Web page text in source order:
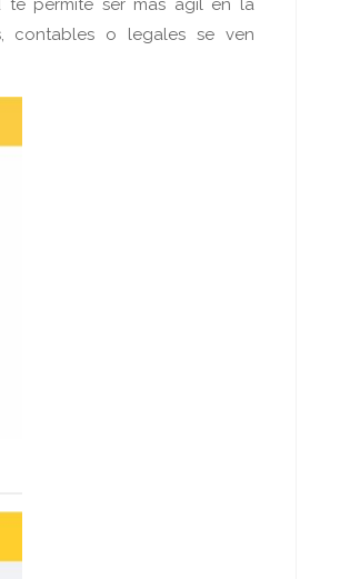
te permite ser más ágil en la
contables o legales se ven